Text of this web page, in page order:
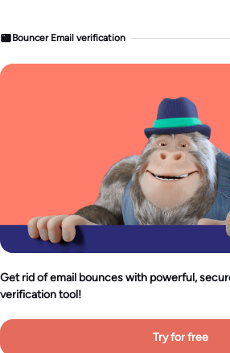
Bouncer Email verification
Get rid of email bounces with powerful,
verification tool!
Try for free